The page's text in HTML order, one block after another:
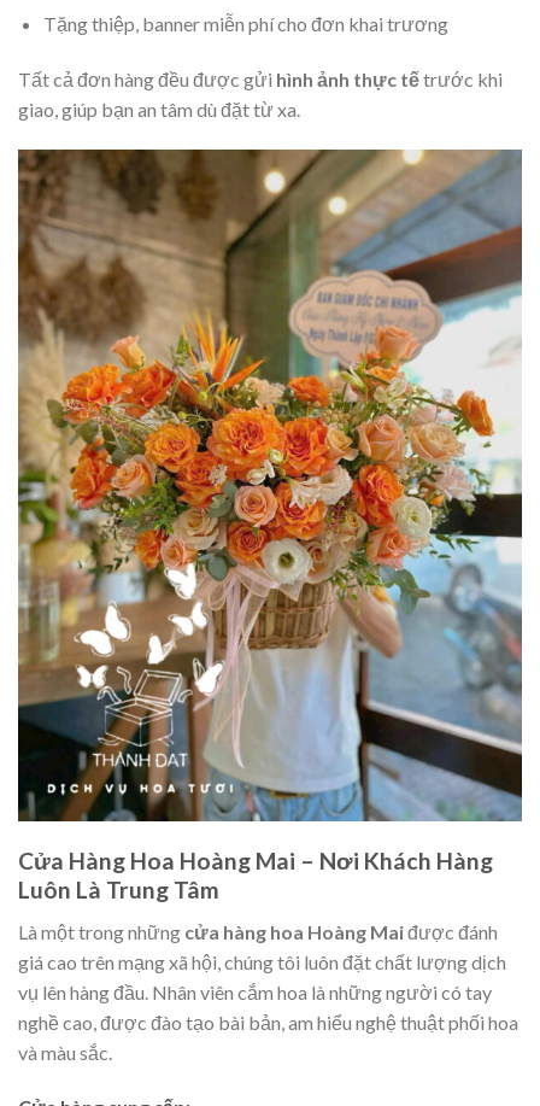
Tặng thiệp, banner miễn phí cho đơn khai trương
Tất cả đơn hàng đều được gửi hình ảnh thực tếtrước khi
giao, giúp bạn an tâm dù đặt từ xa.
Cửa Hàng Hoa Hoàng Mai – Nơi Khách Hàng
Luôn Là Trung Tâm
Là một trong những cửa hàng hoa Hoàng Maiđược đánh
giá cao trên mạng xã hội, chúng tôi luôn đặt chất lượng dịch
vụ lên hàng đầu. Nhân viên cắm hoa là những người có tay
nghề cao, được đào tạo bài bản, am hiểu nghệ thuật phối hoa
và màu sắc.